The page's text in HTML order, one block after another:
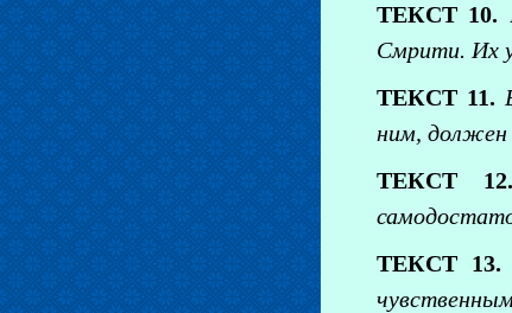
ТЕКСТ 10.
Смрити. Их
ТЕКСТ 11.
ним, должен
ТЕКСТ 12.
ТЕКСТ 13.